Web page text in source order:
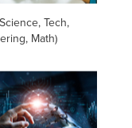
Tech,
Math)